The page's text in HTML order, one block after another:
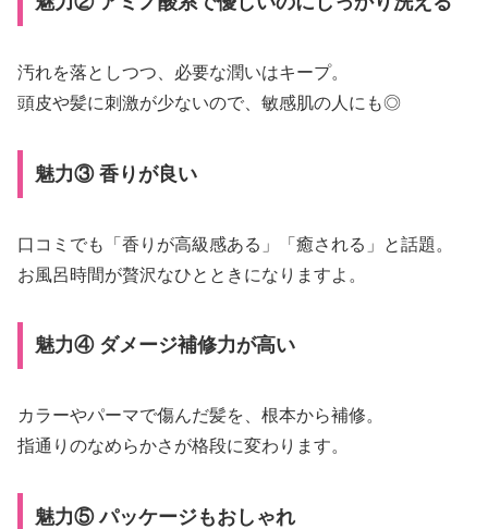
汚れを落としつつ、必要な潤いはキープ。
頭皮や髪に刺激が少ないので、敏感肌の人にも◎
魅力③ 香りが良い
口コミでも「香りが高級感ある」「癒される」と話題。
お風呂時間が贅沢なひとときになりますよ。
魅力④ ダメージ補修力が高い
カラーやパーマで傷んだ髪を、根本から補修。
指通りのなめらかさが格段に変わります。
魅力⑤ パッケージもおしゃれ